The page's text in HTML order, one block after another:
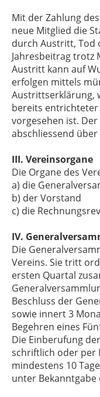
Mit der Zahlung
neue Mitglied die
durch Austritt, Tod
Jahresbeitrag trotz
Austritt kann auf
erfolgen mittels
Austrittserklärung,
bereits
vorgesehen ist.
abschliessend
III. Vereinsorgane
Die Organe des
a) die
b) der Vorstand
c) die
IV.
Die
Vereins. Sie tritt
ersten Quartal
Beschluss der
sowie innert 3
Begehren eines
Die Einberufung
schriftlich oder per
mindestens 10
unter Bekanntgabe